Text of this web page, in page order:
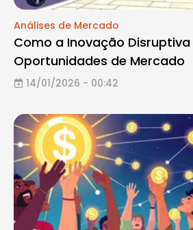
Análises de Mercado
Como a Inovação Disruptiva
Oportunidades de Mercado
14/01/2026 - 00:42